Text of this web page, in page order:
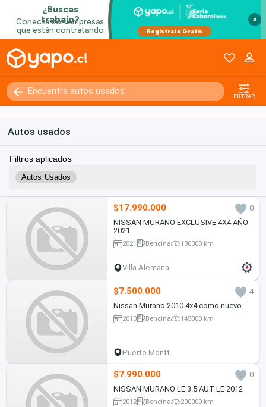
×
FILTRAR
Autos usados
Filtros aplicados
Autos Usados
$17.990.000
0
NISSAN MURANO EXCLUSIVE 4X4 AÑO
2021
2021 Bencina 130000 km
Villa Alemana
$7.500.000
4
Nissan Murano 2010 4x4 como nuevo
2010 Bencina 145000 km
Puerto Montt
$7.990.000
0
NISSAN MURANO LE 3.5 AUT LE 2012
2012 Bencina 200000 km